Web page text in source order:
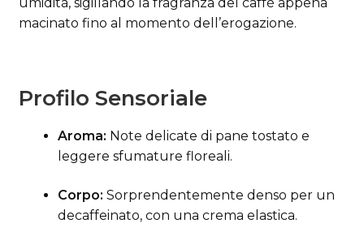
macinato fino al momento dell’erogazione.
Profilo Sensoriale
Aroma: Note delicate di pane tostato e
leggere sfumature floreali.
Corpo: Sorprendentemente denso per un
decaffeinato, con una crema elastica.